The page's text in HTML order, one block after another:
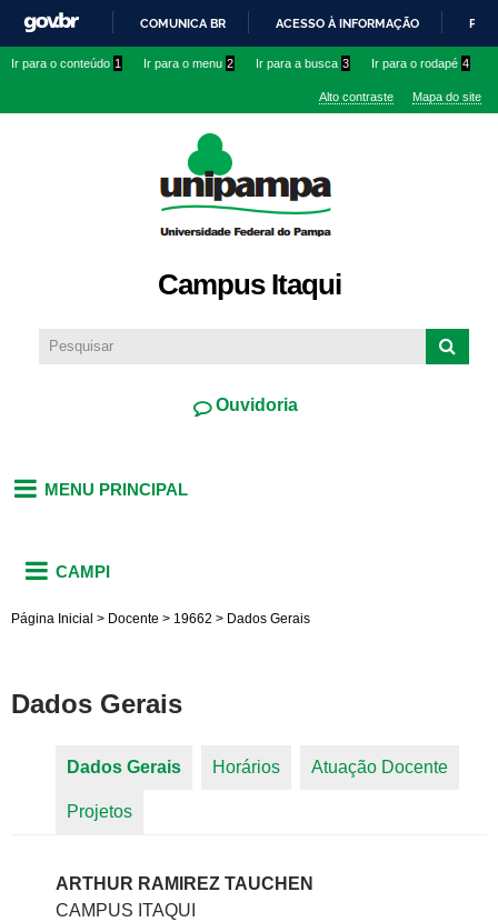
conteúdo
IR
O
COMUNICA BR ACESSO À INFORMAÇÃO
Ir para o conteúdo 1 Ir para o menu 2 Ir para a busca 3 Ir para o rodapé 4
Alto contraste Mapa do site
Campus Itaqui
Ouvidoria
MENU PRINCIPAL
CAMPI
Página Inicial > Docente > 19662 > Dados Gerais
Dados Gerais
Dados Gerais (aba ativa)
Horários Atuação Docente
Projetos
ARTHUR RAMIREZ TAUCHEN
CAMPUS ITAQUI